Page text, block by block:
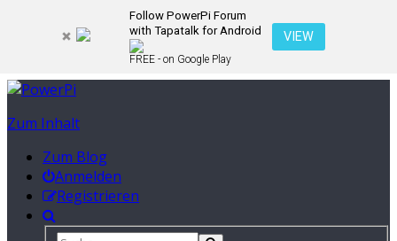
Follow PowerPi Forum
with Tapatalk for Android
FREE - on Google Play
VIEW
Zum Inhalt
Zum Blog
Anmelden
Registrieren